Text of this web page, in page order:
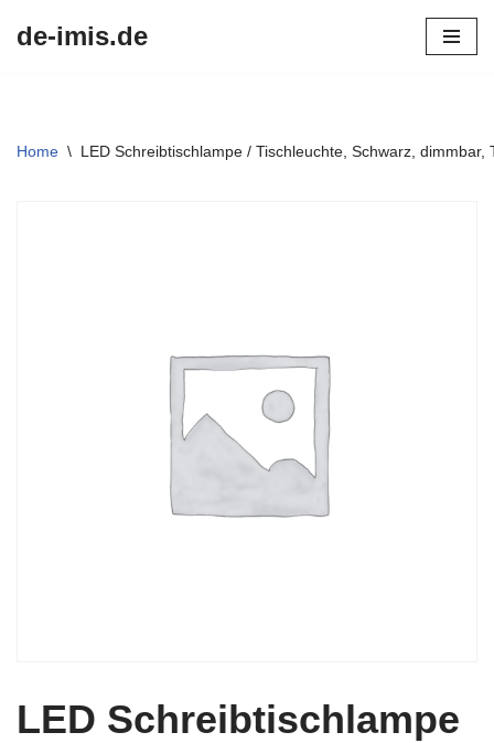
de-imis.de
Home \ LED Schreibtischlampe / Tischleuchte, Schwarz, dimmbar,
LED Schreibtischlampe